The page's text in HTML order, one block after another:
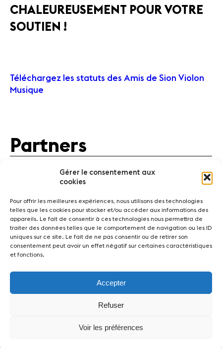
Gérer le consentement aux
cookies
Pour offrir les meilleures expériences, nous utilisons des technologies
telles que les cookies pour stocker et/ou accéder aux informations des
appareils. Le fait de consentir à ces technologies nous permettra de
traiter des données telles que le comportement de navigation ou les ID
uniques sur ce site. Le fait de ne pas consentir ou de retirer son
consentement peut avoir un effet négatif sur certaines caractéristiques
et fonctions.
Accepter
Refuser
Voir les préférences
CHALEUREUSEMENT POUR VOTRE
SOUTIEN !
Téléchargez les statuts des Amis de Sion Violon
Musique
Partners
NewsConcertsVolunteers
MediaJobsAbout usLegal infosContact
Fondation Sion Violon Musique - Rue du Rawil 47 -
CH-1950 Sion - Switzerland